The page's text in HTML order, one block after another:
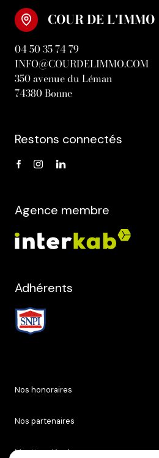
COUR DE L'IMMO
04 50 35 74 79
INFO@COURDELIMMO.COM
350 avenue du Léman
74380 Bonne
Restons connectés
Agence membre
Adhérents
Nos honoraires
Nos partenaires
Mentions légales